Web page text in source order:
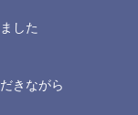
した
きながら